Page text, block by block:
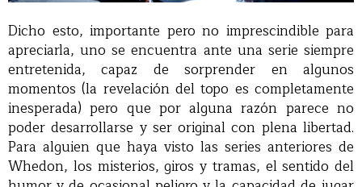
Dicho esto, importante pero no imprescindible para
apreciarla, uno se encuentra ante una serie siempre
entretenida, capaz de sorprender en algunos
momentos (la revelación del topo es completamente
inesperada) pero que por alguna razón parece no
poder desarrollarse y ser original con plena libertad.
Para alguien que haya visto las series anteriores de
Whedon, los misterios, giros y tramas, el sentido del